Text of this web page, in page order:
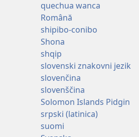
quechua wanca
Română
shipibo-conibo
Shona
shqip
slovenski znakovni jezik
slovenčina
slovenščina
Solomon Islands Pidgin
srpski (latinica)
suomi